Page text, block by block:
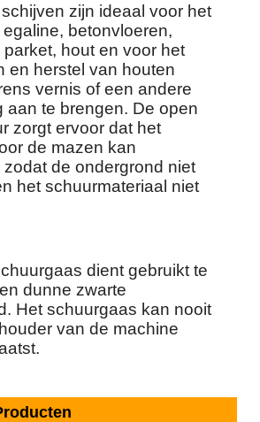
zijn ideaal voor het
betonvloeren,
hout en voor het
en herstel van houten
vernis of een andere
aan te brengen. De open
zorgt ervoor dat het
de mazen kan
de ondergrond niet
het schuurmateriaal niet
dient gebruikt te
dunne zwarte
Het schuurgaas kan nooit
van de machine